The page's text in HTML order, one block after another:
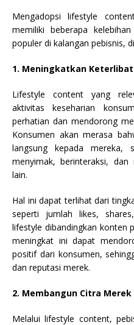
Mengadopsi lifestyle
memiliki beberapa
populer di kalangan pebisnis,
1. Meningkatkan
Lifestyle content yang
aktivitas keseharian
perhatian dan mendorong
Konsumen akan merasa
langsung kepada mereka,
menyimak, berinteraksi,
lain.
Hal ini dapat terlihat dari
seperti jumlah likes,
lifestyle dibandingkan konten
meningkat ini dapat
positif dari konsumen,
dan reputasi merek.
2. Membangun Citra
Melalui lifestyle content,